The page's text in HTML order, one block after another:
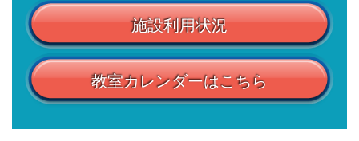
施設利用状況
教室カレンダーはこちら